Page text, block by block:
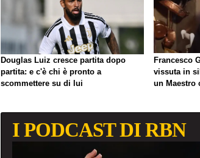
Douglas Luiz cresce partita dopo
partita: e c'è chi è pronto a
scommettere su di lui
Francesco
vissuta in
un Maestro
I PODCAST DI RBN